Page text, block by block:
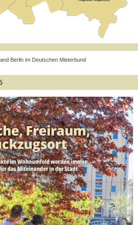
Berlin im Deutschen Mieterbund